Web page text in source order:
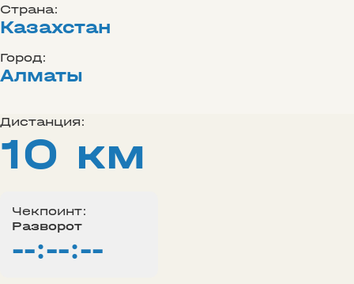
Страна:
Казахстан
Город:
Алматы
Дистанция:
10 км
Чекпоинт:
Разворот
--:--:--